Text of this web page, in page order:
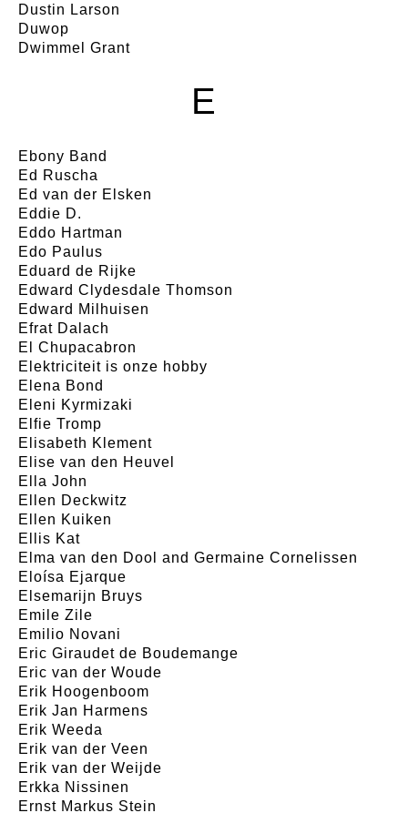
Dustin Larson
Duwop
Dwimmel Grant
E
Ebony Band
Ed Ruscha
Ed van der Elsken
Eddie D.
Eddo Hartman
Edo Paulus
Eduard de Rijke
Edward Clydesdale Thomson
Edward Milhuisen
Efrat Dalach
El Chupacabron
Elektriciteit is onze hobby
Elena Bond
Eleni Kyrmizaki
Elfie Tromp
Elisabeth Klement
Elise van den Heuvel
Ella John
Ellen Deckwitz
Ellen Kuiken
Ellis Kat
Elma van den Dool and Germaine Cornelissen
Eloísa Ejarque
Elsemarijn Bruys
Emile Zile
Emilio Novani
Eric Giraudet de Boudemange
Eric van der Woude
Erik Hoogenboom
Erik Jan Harmens
Erik Weeda
Erik van der Veen
Erik van der Weijde
Erkka Nissinen
Ernst Markus Stein